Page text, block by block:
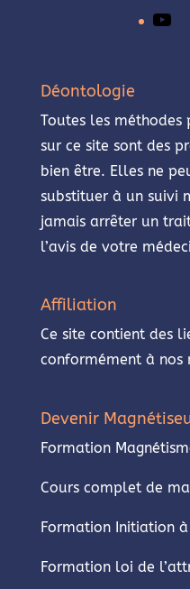
Déontologie
Toutes les méthodes
sur ce site sont des
bien être. Elles ne
substituer à un suivi
jamais arrêter un
l’avis de votre
Affiliation
Ce site contient des
conformément à nos
Devenir
Formation
Cours complet de
Formation Initiation
Formation loi de